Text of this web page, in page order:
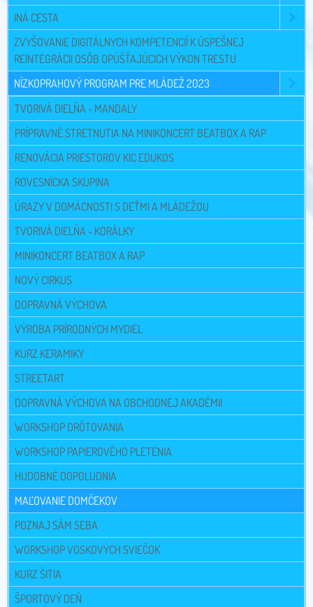
INÁ CESTA
ZVYŠOVANIE DIGITÁLNYCH KOMPETENCIÍ K ÚSPEŠNEJ
REINTEGRÁCII OSÔB OPÚŠŤAJÚCICH VÝKON TRESTU
NÍZKOPRAHOVÝ PROGRAM PRE MLÁDEŽ 2023
TVORIVÁ DIELŇA - MANDALY
PRÍPRAVNÉ STRETNUTIA NA MINIKONCERT BEATBOX A RAP
RENOVÁCIA PRIESTOROV KIC EDUKOS
ROVESNÍCKA SKUPINA
ÚRAZY V DOMÁCNOSTI S DEŤMI A MLÁDEŽOU
TVORIVÁ DIELŇA - KORÁLKY
MINIKONCERT BEATBOX A RAP
NOVÝ CIRKUS
DOPRAVNÁ VÝCHOVA
VÝROBA PRÍRODNÝCH MYDIEL
KURZ KERAMIKY
STREETART
DOPRAVNÁ VÝCHOVA NA OBCHODNEJ AKADÉMII
WORKSHOP DRÔTOVANIA
WORKSHOP PAPIEROVÉHO PLETENIA
HUDOBNÉ DOPOLUDNIA
MAĽOVANIE DOMČEKOV
POZNAJ SÁM SEBA
WORKSHOP VOSKOVÝCH SVIEČOK
KURZ ŠITIA
ŠPORTOVÝ DEŇ